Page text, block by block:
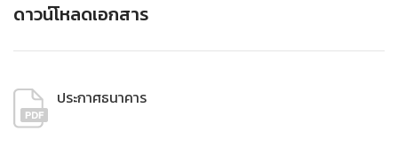
ดาวน์โหลดเอกสาร
ประกาศธนาคาร